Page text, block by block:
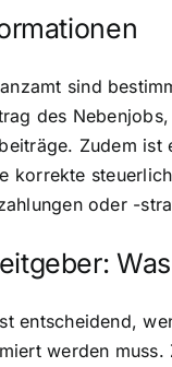
sind
des
Zudem
korrekte
oder -
entscheidend,
werden